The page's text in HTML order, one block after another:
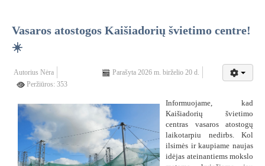
Vasaros atostogos Kaišiadorių švietimo centre!
☀️
Autorius Nėra
Parašyta 2026 m. birželio 20 d.
Peržiūros: 353
Informuojame, kad
Kaišiadorių švietimo
centras vasaros atostogų
laikotarpiu nedirbs. Kol
ilsimės ir kaupiame naujas
idėjas ateinantiems mokslo